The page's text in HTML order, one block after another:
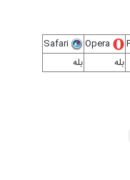
بله بله